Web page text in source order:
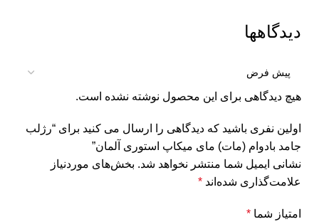
دیدگاهها
هیچ دیدگاهی برای این محصول نوشته نشده است.
اولین نفری باشید که دیدگاهی را ارسال می کنید برای “رژلب
جامد بادوام (مات) مای میکاپ استوری آلمان”
نشانی ایمیل شما منتشر نخواهد شد. بخش‌های موردنیاز
علامت‌گذاری شده‌اند *
امتیاز شما *